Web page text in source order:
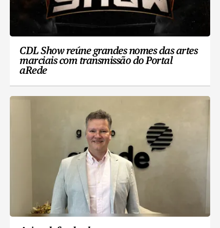
CDL Show reúne grandes nomes das artes
marciais com transmissão do Portal
aRede